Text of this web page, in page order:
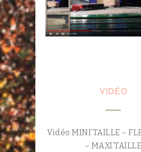
VIDÉO
Vidéo MINI’TAILLE –
– MAXI’TAILLE